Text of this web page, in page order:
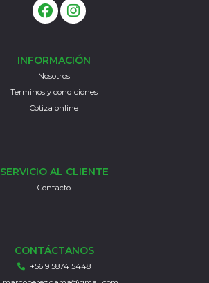
INFORMACIÓN
Nosotros
Terminos y condiciones
Cotiza online
SERVICIO AL CLIENTE
Contacto
CONTÁCTANOS
+56 9 5874 5448